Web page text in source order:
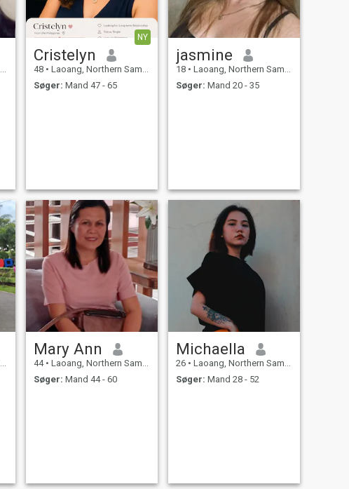
NY
Cristelyn
48 • Laoang, Northern Samar, Filippinerne
Søger: Mand 47 - 65
jasmine
18 • Laoang, Northern Samar, Filippinerne
Søger: Mand 20 - 35
Mary Ann
44 • Laoang, Northern Samar, Filippinerne
Søger: Mand 44 - 60
Michaella
26 • Laoang, Northern Samar, Filippinerne
Søger: Mand 28 - 52